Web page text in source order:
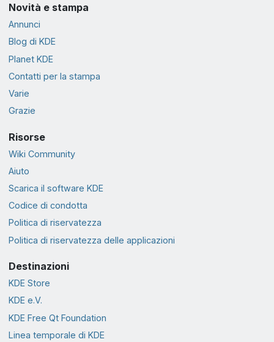
Novità e stampa
Annunci
Blog di KDE
Planet KDE
Contatti per la stampa
Varie
Grazie
Risorse
Wiki Community
Aiuto
Scarica il software KDE
Codice di condotta
Politica di riservatezza
Politica di riservatezza delle applicazioni
Destinazioni
KDE Store
KDE e.V.
KDE Free Qt Foundation
Linea temporale di KDE